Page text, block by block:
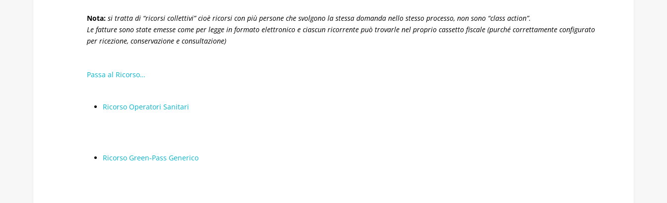
Nota: si tratta di “ricorsi collettivi” cioè ricorsi con più persone che svolgono la stessa domanda nello stesso processo, non sono “class action”.
Le fatture sono state emesse come per legge in formato elettronico e ciascun ricorrente può trovarle nel proprio cassetto fiscale (purché correttamente configurato
per ricezione, conservazione e consultazione)
Passa al Ricorso…
Ricorso Operatori Sanitari
Ricorso Green-Pass Generico